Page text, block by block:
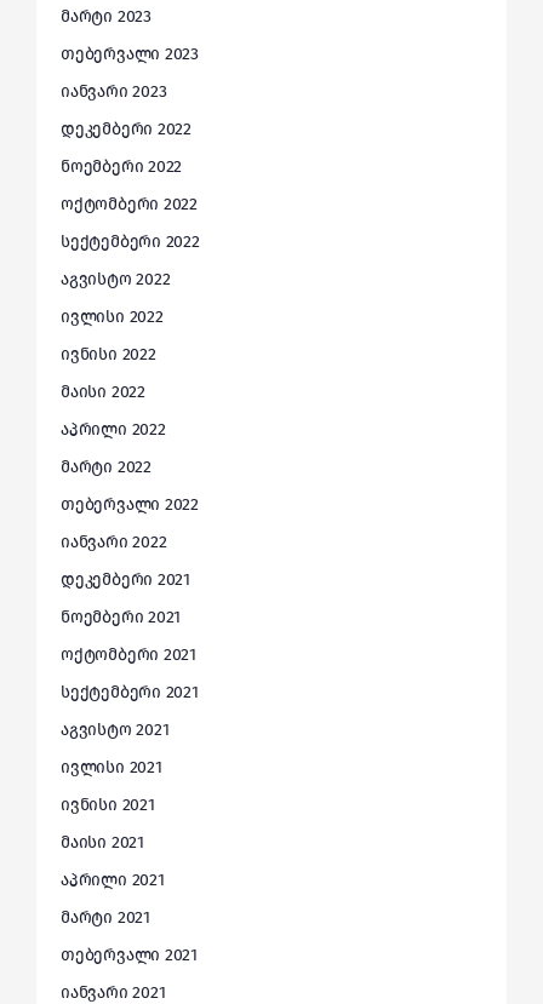
მარტი 2023
თებერვალი 2023
იანვარი 2023
დეკემბერი 2022
ნოემბერი 2022
ოქტომბერი 2022
სექტემბერი 2022
აგვისტო 2022
ივლისი 2022
ივნისი 2022
მაისი 2022
აპრილი 2022
მარტი 2022
თებერვალი 2022
იანვარი 2022
დეკემბერი 2021
ნოემბერი 2021
ოქტომბერი 2021
სექტემბერი 2021
აგვისტო 2021
ივლისი 2021
ივნისი 2021
მაისი 2021
აპრილი 2021
მარტი 2021
თებერვალი 2021
იანვარი 2021